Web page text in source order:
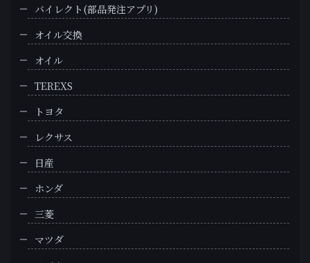
バイレクト(部品発注アプリ)
オイル交換
オイル
TEREXS
トヨタ
レクサス
日産
ホンダ
三菱
マツダ